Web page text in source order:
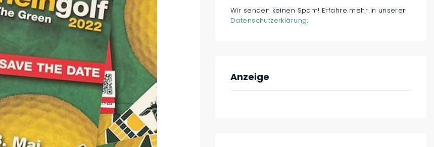
Wir senden keinen Spam! Erfahre mehr in unserer
Datenschutzerklärung.
Anzeige